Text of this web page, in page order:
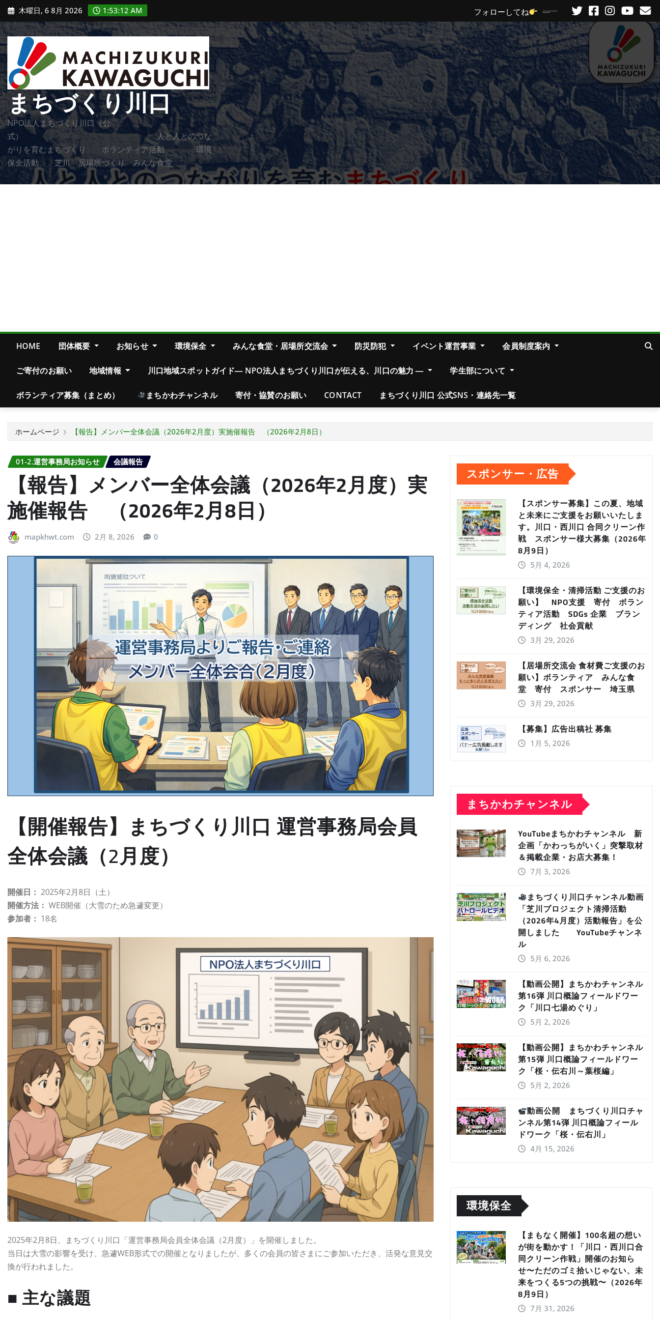
ン
テ
ン
ツ
に
ス
キ
ッ
プ
木曜日, 6 8月 2026 1:53:13 AM フォローしてね
まちづくり川口
NPO法人まちづくり川口（公
式） 人と人とのつな
がりを育むまちづくり ボランティア活動 環境
保全活動 芝川 居場所づくり みんな食堂
HOME 団体概要 お知らせ 環境保全 みんな食堂・居場所交流会 防災防犯 イベント運営事業 会員制度案内
ご寄付のお願い 地域情報 川口地域スポットガイド― NPO法人まちづくり川口が伝える、川口の魅力 ― 学生部について
ボランティア募集（まとめ） まちかわチャンネル 寄付・協賛のお願い CONTACT まちづくり川口 公式SNS・連絡先一覧
ホームページ 【報告】メンバー全体会議（2026年2月度）実施催報告 （2026年2月8日）
01-2.運営事務局お知らせ 会議報告
【報告】メンバー全体会議（2026年2月度）実
施催報告 （2026年2月8日）
mapkhwt.com 2月 8, 2026 0
【開催報告】まちづくり川口 運営事務局会員
全体会議（2月度）
開催日： 2025年2月8日（土）
開催方法： WEB開催（大雪のため急遽変更）
参加者： 18名
2025年2月8日、まちづくり川口「運営事務局会員全体会議（2月度）」を開催しました。
当日は大雪の影響を受け、急遽WEB形式での開催となりましたが、多くの会員の皆さまにご参加いただき、活発な意見交
換が行われました。
■ 主な議題
スポンサー・広告
【スポンサー募集】この夏、地域
と未来にご支援をお願いいたしま
す。川口・西川口 合同クリーン作
戦 スポンサー様大募集（2026年
8月9日）
5月 4, 2026
【環境保全・清掃活動 ご支援のお
願い】 NPO支援 寄付 ボラン
ティア活動 SDGs 企業 ブラン
ディング 社会貢献
3月 29, 2026
【居場所交流会 食材費ご支援のお
願い】ボランティア みんな食
堂 寄付 スポンサー 埼玉県
3月 29, 2026
【募集】広告出稿社 募集
1月 5, 2026
まちかわチャンネル
YouTubeまちかわチャンネル 新
企画「かわっちがいく」突撃取材
＆掲載企業・お店大募集！
7月 3, 2026
まちづくり川口チャンネル動画
「芝川プロジェクト清掃活動
（2026年4月度）活動報告」を公
開しました YouTubeチャンネ
ル
5月 6, 2026
【動画公開】まちかわチャンネル
第16弾 川口概論フィールドワー
ク「川口七湯めぐり」
5月 2, 2026
【動画公開】まちかわチャンネル
第15弾 川口概論フィールドワー
ク「桜・伝右川～葉桜編」
5月 2, 2026
動画公開 まちづくり川口チャ
ンネル第14弾 川口概論フィール
ドワーク「桜・伝右川」
4月 15, 2026
環境保全
【まもなく開催】100名超の想い
が街を動かす！「川口・西川口合
同クリーン作戦」開催のお知ら
せ〜ただのゴミ拾いじゃない、未
来をつくる5つの挑戦〜（2026年
8月9日）
7月 31, 2026